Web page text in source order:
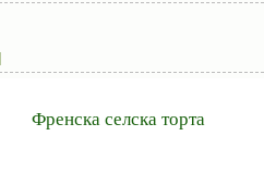
Френска селска торта